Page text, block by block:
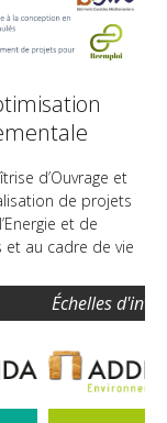
d’Ouvrage et
de projets
et de
et au cadre de vie
Échelles